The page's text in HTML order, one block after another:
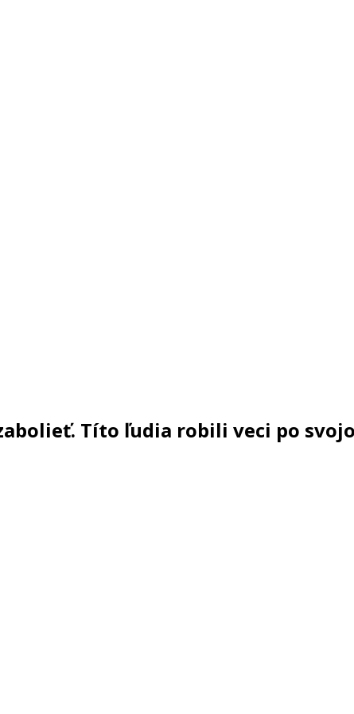
Títo ľudia robili veci po